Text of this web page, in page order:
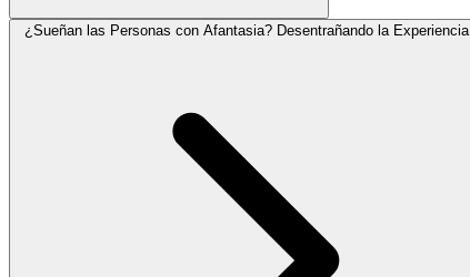
¿Sueñan las Personas con Afantasia? Desentrañando la Experiencia